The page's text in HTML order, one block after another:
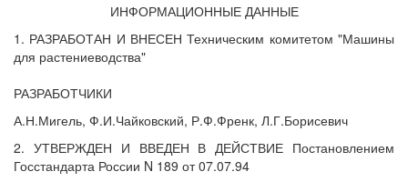
ИНФОРМАЦИОННЫЕ ДАННЫЕ
1. РАЗРАБОТАН И ВНЕСЕН Техническим комитетом "Машины
для растениеводства"
РАЗРАБОТЧИКИ
А.Н.Мигель, Ф.И.Чайковский, Р.Ф.Френк, Л.Г.Борисевич
2. УТВЕРЖДЕН И ВВЕДЕН В ДЕЙСТВИЕ Постановлением
Госстандарта России N 189 от 07.07.94